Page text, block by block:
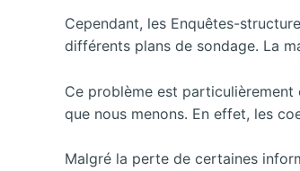
Cependant, les Enquêtes-
différents plans de sondage. La
Ce problème est particulièrement
que nous menons. En effet, les
Malgré la perte de certaines